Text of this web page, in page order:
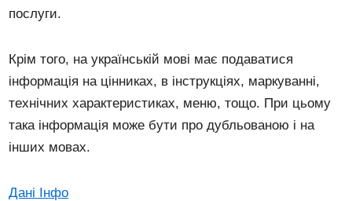
послуги.
Крім того, на українській мові має подаватися
інформація на цінниках, в інструкціях, маркуванні,
технічних характеристиках, меню, тощо. При цьому
така інформація може бути про дубльованою і на
інших мовах.
Дані Інфо